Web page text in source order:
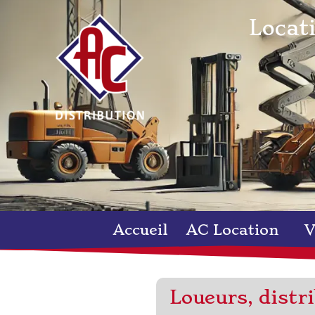
Accueil AC Location
Loueurs,